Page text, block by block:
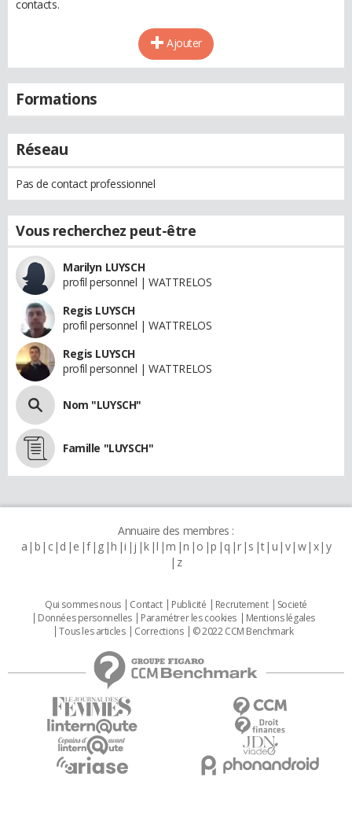
contacts.
Ajouter
Formations
Réseau
Pas de contact professionnel
Vous recherchez peut-être
Marilyn LUYSCH
profil personnel | WATTRELOS
Regis LUYSCH
profil personnel | WATTRELOS
Regis LUYSCH
profil personnel | WATTRELOS
Nom "LUYSCH"
Famille "LUYSCH"
Annuaire des membres :
a b c d e f g h i j k l m n o p q r s t u v w x y
z
Qui sommes nous Contact Publicité Recrutement
Societé
Données personnelles
Paramétrer les cookies
Mentions légales
Tous les articles
Corrections © 2022 CCM Benchmark